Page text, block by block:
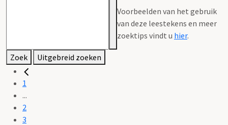
Voorbeelden van het gebruik
van deze leestekens en meer
zoektips vindt u hier.
Zoek Uitgebreid zoeken
1
...
2
3